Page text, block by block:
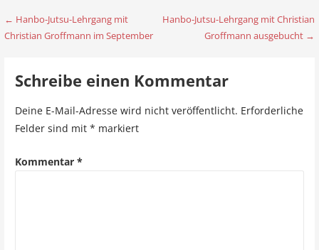
B
a
← Hanbo-Jutsu-Lehrgang mit
Christian Groffmann im September
Hanbo-Jutsu-Lehrgang mit Christian
Groffmann ausgebucht →
Schreibe einen Kommentar
Deine E-Mail-Adresse wird nicht veröffentlicht. Erforderliche
Felder sind mit * markiert
Kommentar *